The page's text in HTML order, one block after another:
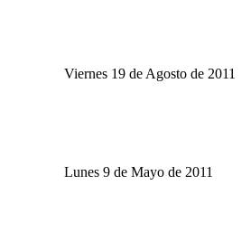
Viernes 19 de Agosto de 2011
Lunes 9 de Mayo de 2011